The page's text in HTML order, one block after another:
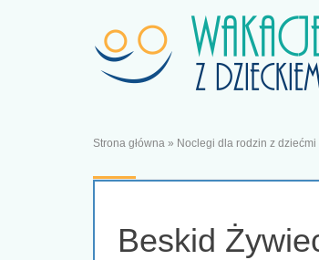
Strona główna » Noclegi dla rodzin z
Beskid